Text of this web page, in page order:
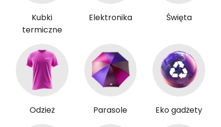
Kubki
termiczne
Elektronika Święta
Odzież Parasole Eko gadżety